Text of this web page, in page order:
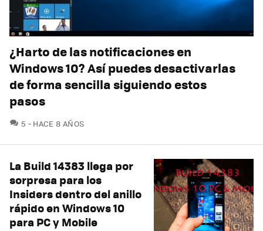
¿Harto de las notificaciones en
Windows 10? Así puedes desactivarlas
de forma sencilla siguiendo estos
pasos
5 COMENTARIOS
HACE 8 AÑOS
La Build 14383 llega por
sorpresa para los
Insiders dentro del anillo
rápido en Windows 10
para PC y Mobile